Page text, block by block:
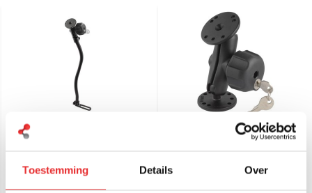
Toestemming Details Over
RAM Mount Stoel
montage statief met slot
RAM Mount Klemhouder
met slot en 2x B-Kogel